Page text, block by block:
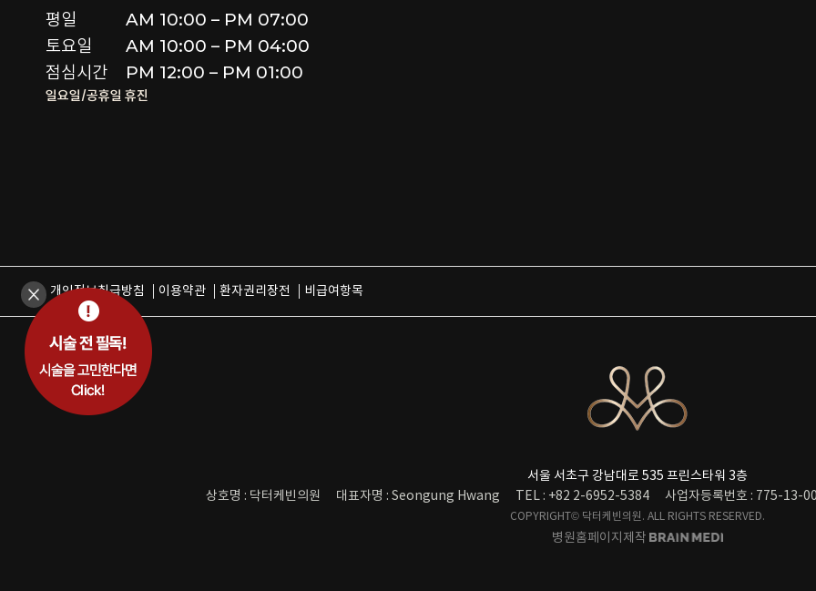
평일
토요일
점심시간
AM 10:00 – PM 07:00
AM 10:00 – PM 04:00
PM 12:00 – PM 01:00
일요일/공휴일 휴진
개인정보취급방침 이용약관 환자권리장전 비급여항목
서울 서초구 강남대로 535 프린스타워 3층
상호명 : 닥터케빈의원
대표자명 : Seongung Hwang TEL : +82 2-6952-5384 사업자등록번호 : 775-13-
COPYRIGHT© 닥터케빈의원. ALL RIGHTS RESERVED.
병원홈페이지제작